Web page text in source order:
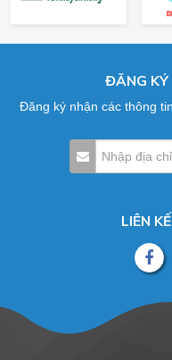
ĐĂNG KÝ
Đăng ký nhận các thông
LIÊN